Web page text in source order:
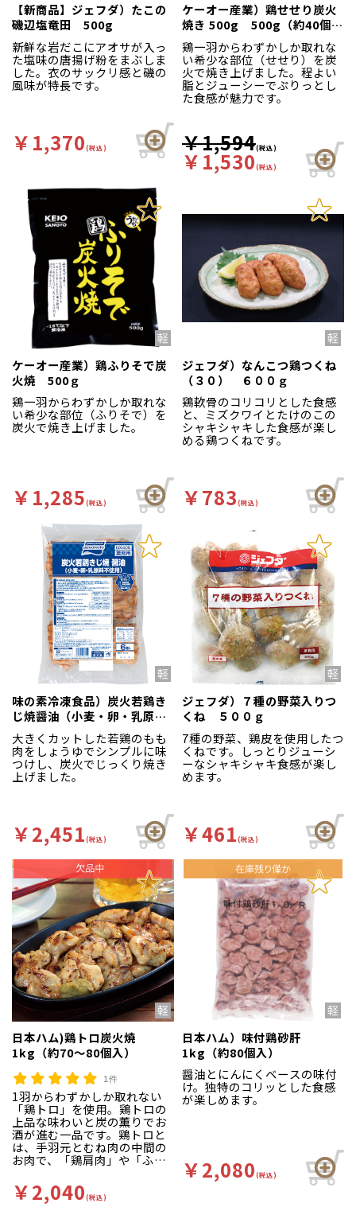
【新商品】ジェフダ）たこの
磯辺塩竜田 500g
新鮮な岩だこにアオサが入っ
た塩味の唐揚げ粉をまぶしま
した。衣のサックリ感と磯の
風味が特長です。
￥1,370(税込)
ケーオー産業）鶏せせり炭火
焼き 500g 500g（約40個
入）
鶏一羽からわずかしか取れな
い希少な部位（せせり）を炭
火で焼き上げました。程よい
脂とジューシーでぷりっとし
た食感が魅力です。
￥1,594(税込)
￥1,530(税込)
ケーオー産業）鶏ふりそで炭
火焼 500ｇ
鶏一羽からわずかしか取れな
い希少な部位（ふりそで）を
炭火で焼き上げました。
￥1,285(税込)
ジェフダ）なんこつ鶏つくね
（３０） ６００ｇ
鶏軟骨のコリコリとした食感
と、ミズクワイとたけのこの
シャキシャキした食感が楽し
める鶏つくねです。
￥783(税込)
味の素冷凍食品）炭火若鶏き
じ焼醤油（小麦・卵・乳原料
不使用） 720g（約
120g×6個入）
大きくカットした若鶏のもも
肉をしょうゆでシンプルに味
つけし、炭火でじっくり焼き
上げました。
￥2,451(税込)
ジェフダ）７種の野菜入りつ
くね ５００ｇ
7種の野菜、鶏皮を使用したつ
くねです。しっとりジューシ
ーなシャキシャキ食感が楽し
めます。
￥461(税込)
日本ハム)鶏トロ炭火焼
1kg（約70～80個入）
1件
1羽からわずかしか取れない
「鶏トロ」を使用。鶏トロの
上品な味わいと炭の薫りでお
酒が進む一品です。鶏トロと
は、手羽元とむね肉の中間の
お肉で、「鶏肩肉」や「ふり
やもも肉より脂は少なくあっ
さりしていますが、むね肉よ
￥2,040(税込)
日本ハム）味付鶏砂肝
1kg（約80個入）
醤油とにんにくベースの味付
け。独特のコリッとした食感
が楽しめます。
￥2,080(税込)